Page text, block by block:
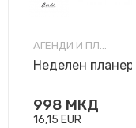
АГЕНДИ И ПЛАНЕРИ
Неделен
998 МКД
16,15 EUR